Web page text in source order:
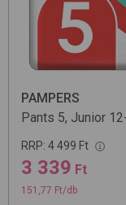
PAMPERS
Pants 5, Junior
RRP: 4 499 Ft
3 339 Ft
151,77 Ft/db